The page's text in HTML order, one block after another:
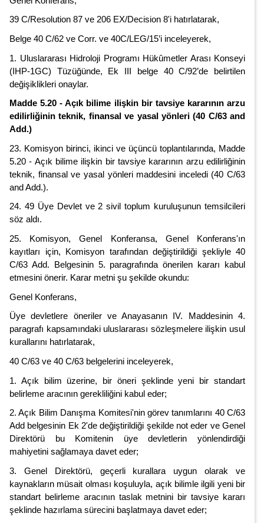
39 C/Resolution 87 ve 206 EX/Decision 8'i hatırlatarak,
Belge 40 C/62 ve Corr. ve 40C/LEG/15’i inceleyerek,
1. Uluslararası Hidroloji Programı Hükûmetler Arası Konseyi
(IHP-1GC) Tüzüğünde, Ek III belge 40 C/92’de belirtilen
değişiklikleri onaylar.
Madde 5.20 - Açık bilime ilişkin bir tavsiye kararının arzu
edilirliğinin teknik, finansal ve yasal yönleri (40 C/63 and
Add.)
23. Komisyon birinci, ikinci ve üçüncü toplantılarında, Madde
5.20 - Açık bilime ilişkin bir tavsiye kararının arzu edilirliğinin
teknik, finansal ve yasal yönleri maddesini inceledi (40 C/63
and Add.).
24. 49 Üye Devlet ve 2 sivil toplum kuruluşunun temsilcileri
söz aldı.
25. Komisyon, Genel Konferansa, Genel Konferans'ın
kayıtları için, Komisyon tarafından değiştirildiği şekliyle 40
C/63 Add. Belgesinin 5. paragrafında önerilen kararı kabul
etmesini önerir. Karar metni şu şekilde okundu:
Genel Konferans,
Üye devletlere öneriler ve Anayasanın IV. Maddesinin 4.
paragrafı kapsamındaki uluslararası sözleşmelere ilişkin usul
kurallarını hatırlatarak,
40 C/63 ve 40 C/63 belgelerini inceleyerek,
1. Açık bilim üzerine, bir öneri şeklinde yeni bir standart
belirleme aracının gerekliliğini kabul eder;
2. Açık Bilim Danışma Komitesi'nin görev tanımlarını 40 C/63
Add belgesinin Ek 2'de değiştirildiği şekilde not eder ve Genel
Direktörü bu Komitenin üye devletlerin yönlendirdiği
mahiyetini sağlamaya davet eder;
3. Genel Direktörü, geçerli kurallara uygun olarak ve
kaynakların müsait olması koşuluyla, açık bilimle ilgili yeni bir
standart belirleme aracının taslak metnini bir tavsiye kararı
şeklinde hazırlama sürecini başlatmaya davet eder;